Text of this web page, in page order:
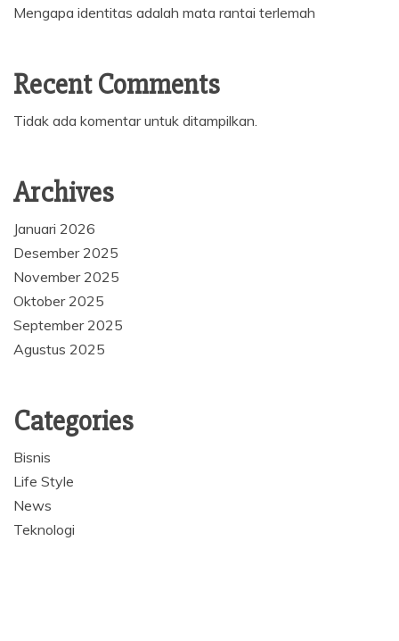
Mengapa identitas adalah mata rantai terlemah
Recent Comments
Tidak ada komentar untuk ditampilkan.
Archives
Januari 2026
Desember 2025
November 2025
Oktober 2025
September 2025
Agustus 2025
Categories
Bisnis
Life Style
News
Teknologi